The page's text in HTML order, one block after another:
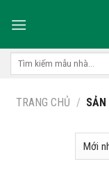
Tìm
TRANG CHỦ /